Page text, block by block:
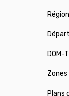
DOM-
Zones
Plans